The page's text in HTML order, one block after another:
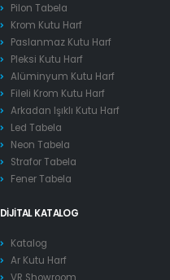
Pilon Tabela
Krom Kutu Harf
Paslanmaz Kutu Harf
Pleksi Kutu Harf
Alüminyum Kutu Harf
Fileli Krom Kutu Harf
Arkadan Işıklı Kutu Harf
Led Tabela
Neon Tabela
Strafor Tabela
Fener Tabela
DIJITAL KATALOG
Katalog
Ar Kutu Harf
VR Showroom